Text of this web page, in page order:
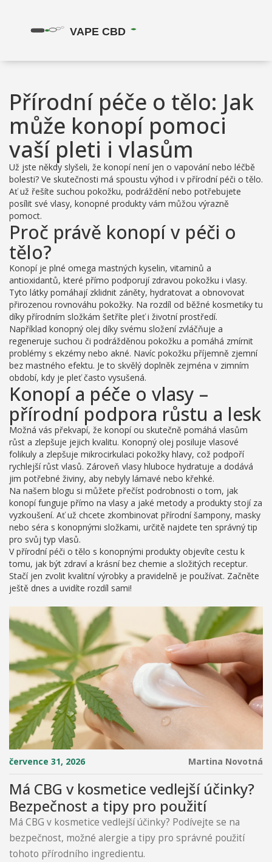
Přírodní péče o tělo: Jak
může konopí pomoci
vaší pleti i vlasům
Už jste někdy slyšeli, že konopí není jen o vapování nebo léčbě
bolesti? Ve skutečnosti má spoustu výhod i v přírodní péči o tělo.
Ať už řešíte suchou pokožku, podráždění nebo potřebujete
posílit své vlasy, konopné produkty vám můžou výrazně
pomoct.
Proč právě konopí v péči o
tělo?
Konopí je plné omega mastných kyselin, vitaminů a
antioxidantů, které přímo podporují zdravou pokožku i vlasy.
Tyto látky pomáhají zklidnit záněty, hydratovat a obnovovat
přirozenou rovnováhu pokožky. Na rozdíl od běžné kosmetiky tu
díky přírodním složkám šetříte pleť i životní prostředí.
Například konopný olej díky svému složení zvláčňuje a
regeneruje suchou či podrážděnou pokožku a pomáhá zmírnit
problémy s ekzémy nebo akné. Navíc pokožku příjemně zjemní
bez mastného efektu. Je to skvělý doplněk zejména v zimním
období, kdy je pleť často vysušená.
Konopí a péče o vlasy –
přírodní podpora růstu a lesk
Možná vás překvapí, že konopí ou skutečně pomáhá vlasům
růst a zlepšuje jejich kvalitu. Konopný olej posiluje vlasové
folikuly a zlepšuje mikrocirkulaci pokožky hlavy, což podpoří
rychlejší růst vlasů. Zároveň vlasy hluboce hydratuje a dodává
jim potřebné živiny, aby nebyly lámavé nebo křehké.
Na našem blogu si můžete přečíst podrobnosti o tom, jak
konopí funguje přímo na vlasy a jaké metody a produkty stojí za
vyzkoušení. Ať už chcete zkombinovat přírodní šampony, masky
nebo séra s konopnými složkami, určitě najdete ten správný tip
pro svůj typ vlasů.
V přírodní péči o tělo s konopnými produkty objevíte cestu k
tomu, jak být zdraví a krásní bez chemie a složitých receptur.
Stačí jen zvolit kvalitní výrobky a pravidelně je používat. Začněte
ještě dnes a uvidíte rozdíl sami!
července 31, 2026 Martina Novotná
Má CBG v kosmetice vedlejší účinky?
Bezpečnost a tipy pro použití
Má CBG v kosmetice vedlejší účinky? Podívejte se na
bezpečnost, možné alergie a tipy pro správné použití
tohoto přírodního ingredientu.